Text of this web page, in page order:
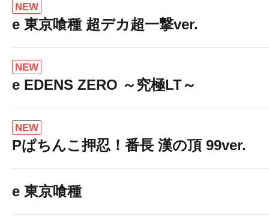
NEW
e 東京喰種 超デカ超一撃ver.
NEW
e EDENS ZERO ～究極LT～
NEW
Pぱちんこ押忍！番長 漢の頂 99ver.
e 東京喰種